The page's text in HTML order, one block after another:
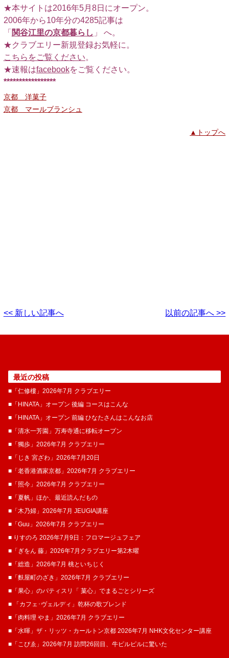
★本サイトは2016年5月8日にオープン。
2006年から10年分の4285記事は
「 関谷江里の京都暮らし 」 へ。
★クラブエリー新規登録お気軽に。
こちらをご覧ください。
★速報はfacebookをご覧ください。
*****************
京都 洋菓子
京都 マールブランシュ
▲トップへ
<< 新しい記事へ 以前の記事へ >>
最近の投稿
■「仁修樓」2026年7月 クラブエリー
■「HINATA」オープン 後編 コースはこんな
■「HINATA」オープン 前編 ひなたさんはこんなお店
■「清水一芳園」万寿寺通に移転オープン
■「獨歩」2026年7月 クラブエリー
■「じき 宮ざわ」2026年7月20日
■「老香港酒家京都」2026年7月 クラブエリー
■「照今」2026年7月 クラブエリー
■「夏帆」ほか、最近読んだもの
■「木乃婦」2026年7月 JEUGIA講座
■「Guu」2026年7月 クラブエリー
■ りすのろ 2026年7月9日：フロマージュフェア
■「ぎをん 藤」2026年7月クラブエリー第2木曜
■「総造」2026年7月 桃といちじく
■「麩屋町のざき」2026年7月 クラブエリー
■「果心」のパティスリ「 菓​心」でまるごとシリーズ
■ 「カフェ･ヴェルディ」乾杯の歌ブレンド
■「肉料理 やま」2026年7月 クラブエリー
■「水暉」ザ・リッツ・カールトン京都 2026年7月 NHK文化センター講座
■「こぴゑ」2026年7月 訪問26回目、牛ピルピルに驚いた